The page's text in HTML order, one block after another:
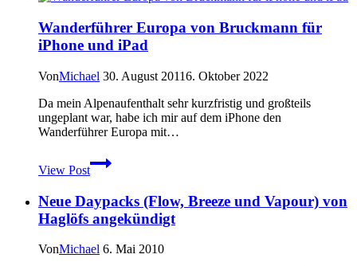
Wanderführer Europa von Bruckmann für
iPhone und iPad
VonMichael 30. August 20116. Oktober 2022
Da mein Alpenaufenthalt sehr kurzfristig und großteils
ungeplant war, habe ich mir auf dem iPhone den
Wanderführer Europa mit…
View Post
Wanderführer
Europa
Bruckmann
für
iPhone
und
iPad
Neue Daypacks (Flow, Breeze und Vapour) von
Haglöfs angekündigt
VonMichael 6. Mai 2010